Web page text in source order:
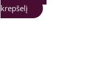
krepšelį